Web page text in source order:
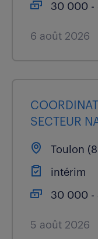
30 000 -
6 août 2026
SECTEUR
Toulon
intérim
30 000 -
5 août 2026